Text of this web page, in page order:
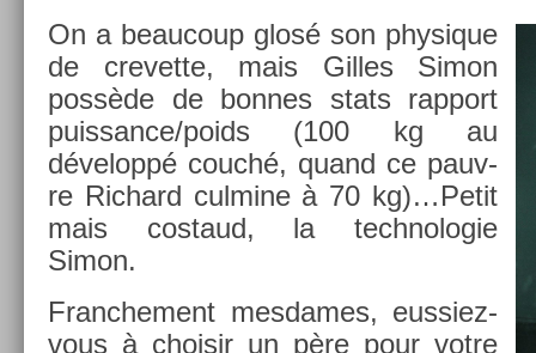
On a be­aucoup glosé son physique
de crevet­te, mais Gil­les Simon
possède de bon­nes stats rap­port
puis­sance/­poids (100 kg au
développé couché, quand ce pauv­
re Ric­hard cul­mine à 70 kg)…Petit
mais co­staud, la tech­nologie
Simon.
Franche­ment mes­dames, eussiez-
vous à choisir un père pour votre